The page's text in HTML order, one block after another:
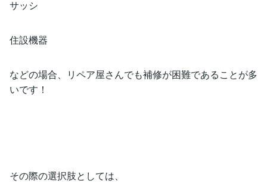
サッシ
住設機器
などの場合、リペア屋さんでも補修が困難であることが多
いです！
その際の選択肢としては、